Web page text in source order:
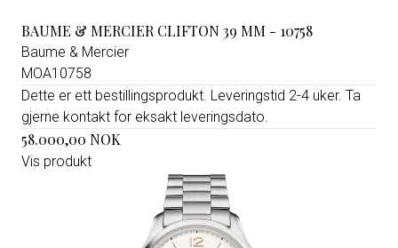
BAUME & MERCIER CLIFTON 39 MM - 10758
Baume & Mercier
MOA10758
Dette er ett bestillingsprodukt. Leveringstid 2-4 uker. Ta
gjerne kontakt for eksakt leveringsdato.
58.000,00 NOK
Vis produkt